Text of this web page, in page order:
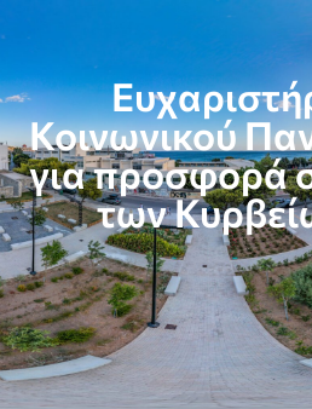
Κοινωνικού
για προσφορά
των